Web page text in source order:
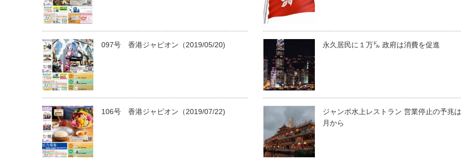
097号 香港ジャピオン（2019/05/20)
106号 香港ジャピオン（2019/07/22)
永久居民に１万㌦ 政府は消費を促進
ジャンボ水上レストラン 営業停止の予兆は
月から